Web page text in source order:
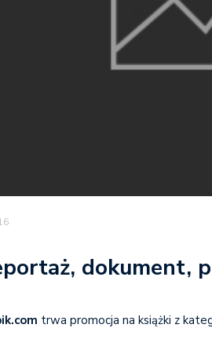
dokument,
trwa promocja na książki z